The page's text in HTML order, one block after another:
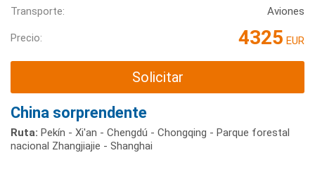
Transporte:
Aviones
Precio: 4325 EUR
Solicitar
China sorprendente
Ruta: Pekín - Xi'an - Chengdú - Chongqing - Parque forestal
nacional Zhangjiajie - Shanghai